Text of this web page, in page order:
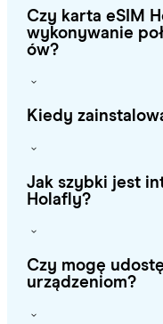
Czy karta eSIM
wykonywanie
ów?
Kiedy
Jak szybki jest
Holafly?
Czy mogę
urządzeniom?